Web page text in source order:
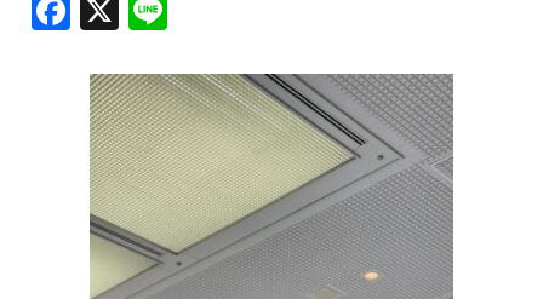
Fa
bo
ok
X